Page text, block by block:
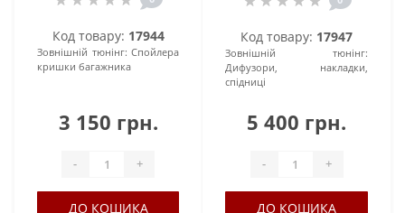
Код товару: 17944
Зовнішній тюнінг: Спойлера
кришки багажника
3 150 грн.
- +
ДО КОШИКА
Код товару: 17947
Зовнішній тюнінг:
Дифузори, накладки,
спідниці
5 400 грн.
- +
ДО КОШИКА